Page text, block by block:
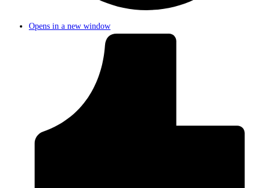
Opens in a new window